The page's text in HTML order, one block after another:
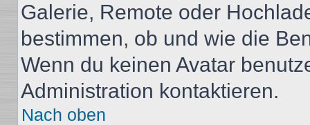
Galerie, Remote oder
bestimmen, ob und wie die
Wenn du keinen Avatar
Administration kontaktieren.
Nach oben